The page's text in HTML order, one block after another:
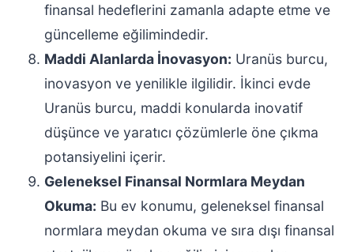
finansal hedeflerini zamanla adapte etme ve
güncelleme eğilimindedir.
Maddi Alanlarda İnovasyon: Uranüs burcu,
inovasyon ve yenilikle ilgilidir. İkinci evde
Uranüs burcu, maddi konularda inovatif
düşünce ve yaratıcı çözümlerle öne çıkma
potansiyelini içerir.
Geleneksel Finansal Normlara Meydan
Okuma: Bu ev konumu, geleneksel finansal
normlara meydan okuma ve sıra dışı finansal